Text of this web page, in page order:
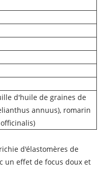
d'huile de graines de
annuus), romarin
d'élastomères de
un effet de focus doux et